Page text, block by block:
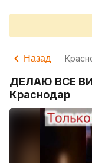
Назад
ДЕЛАЮ ВСЕ
Краснодар